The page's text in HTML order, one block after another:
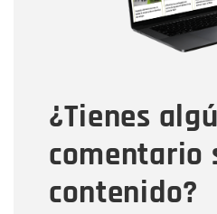
¿Tienes
comentario
contenido?
Tipo de comentario
Mensaje